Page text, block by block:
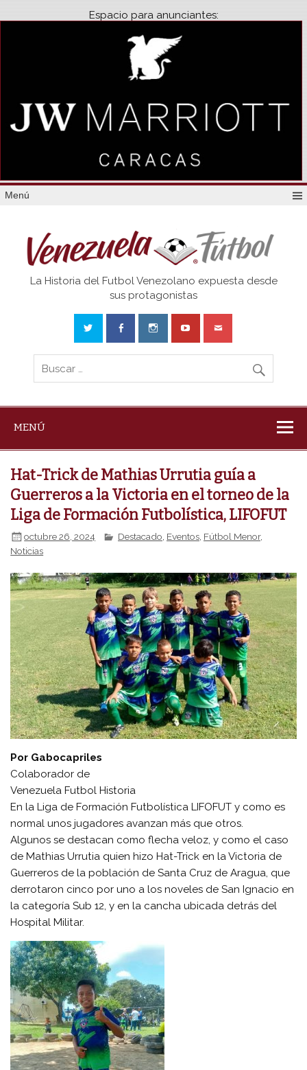
Espacio para anunciantes:
Menú
Venezuela
La Historia del Futbol Venezolano expuesta desde
sus protagonistas
MENÚ
Hat-Trick de Mathias Urrutia guía a
Guerreros a la Victoria en el torneo de la
Liga de Formación Futbolística, LIFOFUT
octubre 26, 2024 Destacado Eventos Fútbol Menor,
Noticias
Por Gabocapriles
Colaborador de
Venezuela Futbol Historia
En la Liga de Formación Futbolística LIFOFUT y como es
normal unos jugadores avanzan más que otros.
Algunos se destacan como flecha veloz, y como el caso
de Mathias Urrutia quien hizo Hat-Trick en la Victoria de
Guerreros de la población de Santa Cruz de Aragua, que
derrotaron cinco por uno a los noveles de San Ignacio en
la categoría Sub 12, y en la cancha ubicada detrás del
Hospital Militar.